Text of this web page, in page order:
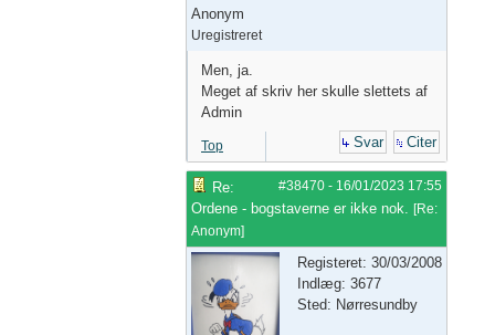
Anonym
Uregistreret
Men, ja.
Meget af skriv her skulle slettets af
Admin
Top Svar Citer
#38470 - 16/01/2023 17:55
Re:
Ordene - bogstaverne er ikke nok. [Re:
Anonym]
Registeret: 30/03/2008
Indlæg: 3677
Sted: Nørresundby